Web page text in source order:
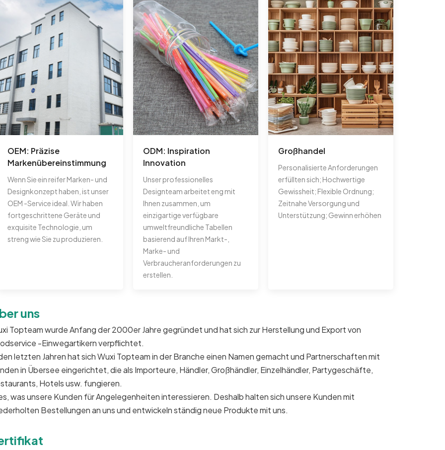
OEM: Präzise
Markenübereinstimmung
Wenn Sie ein reifer Marken- und
Designkonzept haben, ist unser
OEM -Service ideal. Wir haben
fortgeschrittene Geräte und
exquisite Technologie, um
streng wie Sie zu produzieren.
ODM: Inspiration
Innovation
Unser professionelles
Designteam arbeitet eng mit
Ihnen zusammen, um
einzigartige verfügbare
umweltfreundliche Tabellen
basierend auf Ihren Markt-,
Marke- und
Verbraucheranforderungen zu
erstellen.
Großhandel
Personalisierte Anforderungen
erfüllten sich; Hochwertige
Gewissheit; Flexible Ordnung;
Zeitnahe Versorgung und
Unterstützung; Gewinn erhöhen
uns
Topteam wurde Anfang der 2000er Jahre gegründet und hat sich zur Herstellung und Export von
-Einwegartikern verpflichtet.
letzten Jahren hat sich Wuxi Topteam in der Branche einen Namen gemacht und Partnerschaften mit
in Übersee eingerichtet, die als Importeure, Händler, Großhändler, Einzelhändler, Partygeschäfte,
Hotels usw. fungieren.
was unsere Kunden für Angelegenheiten interessieren. Deshalb halten sich unsere Kunden mit
Bestellungen an uns und entwickeln ständig neue Produkte mit uns.